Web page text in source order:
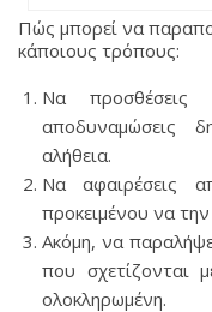
Πώς μπορεί να
κάποιους τρόπους:
Να
αποδυναμώσεις
αλήθεια.
Να αφαιρέσεις
προκειμένου να
Ακόμη, να
που σχετίζονται
ολοκληρωμένη.